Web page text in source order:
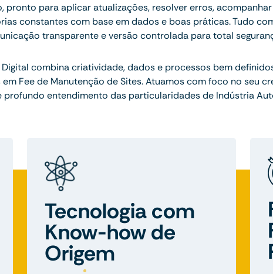
pronto para aplicar atualizações, resolver erros,
constantes com base em dados e boas práticas. Tudo
transparente e versão controlada para total
Digital combina criatividade, dados e processos bem
Fee de Manutenção de Sites. Atuamos com foco no seu
profundo entendimento das particularidades de Indústria
Tecnologia com
Know-how de
Origem